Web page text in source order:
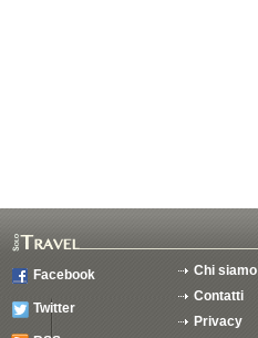
Facebook
Twitter
Chi siamo
Contatti
Privacy